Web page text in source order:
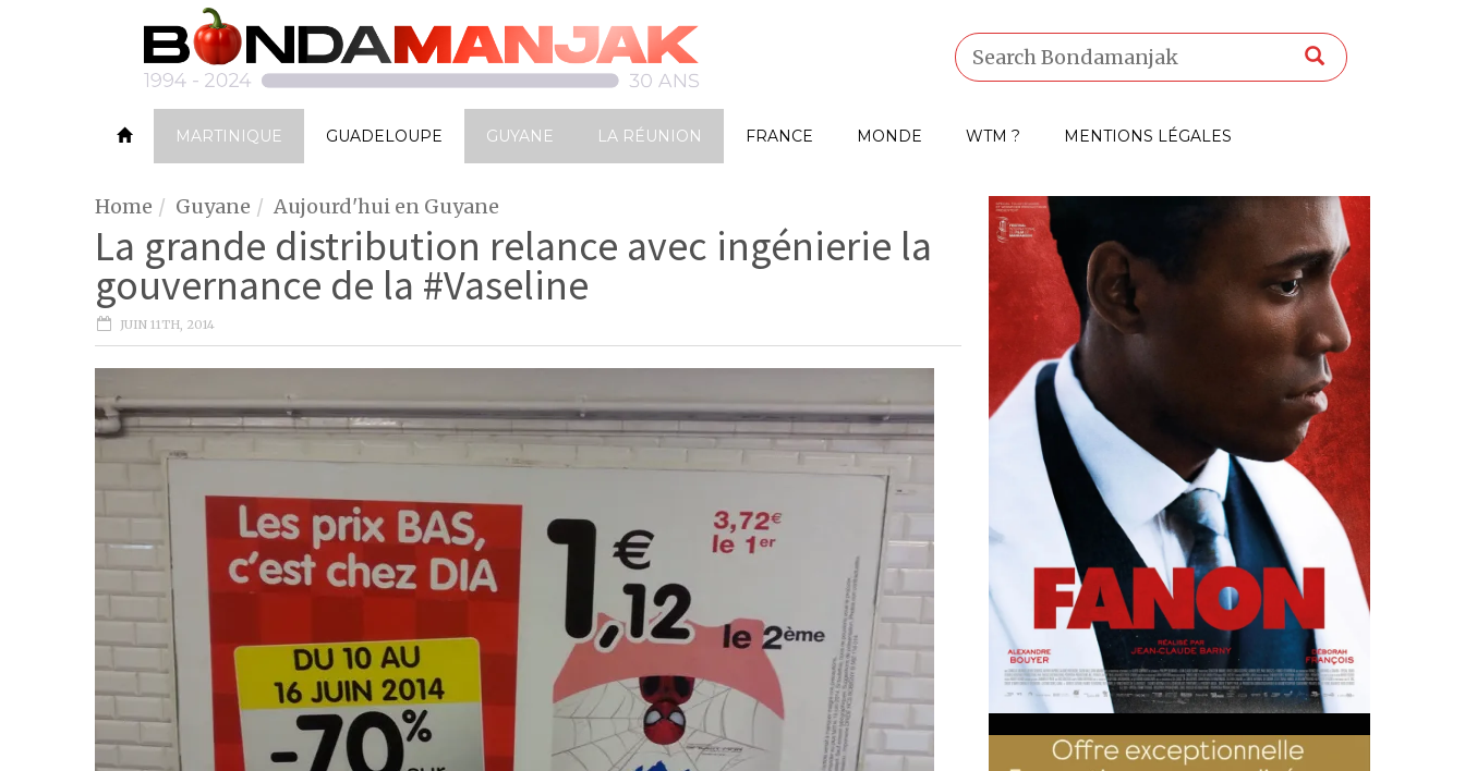
MARTINIQUE GUADELOUPE GUYANE LA RÉUNION FRANCE MONDE WTM ? MENTIONS LÉGALES
Home Guyane Aujourd'hui en Guyane
La grande distribution relance avec ingénierie la
gouvernance de la #Vaseline
JUIN 11TH, 2014